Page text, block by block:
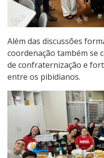
Além das discussões
coordenação também se
de confraternização e
entre os pibidianos.